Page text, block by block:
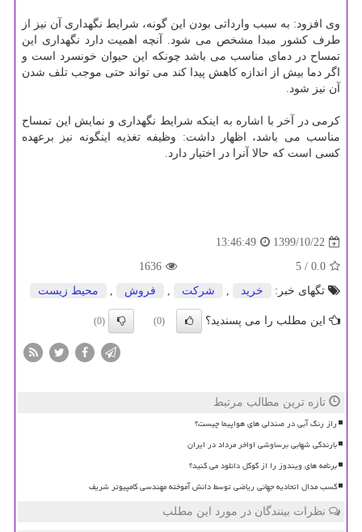
وی افزود: به سبب وارداتی بودن این گونه، شرایط نگهداری آن نیز از
طرف کشور مبدا مشخص می شود. آنچه اهمیت دارد نگهداری این
تمساح در دمای مناسب می باشد چونکه این حیوان خونسرد است و
اگر دما بیش از اندازه کاهش پیدا کند می تواند حتی موجب تلف شدن
آن نیز شود.
کرمی در آخر با اشاره به اینکه شرایط نگهداری و نمایش این تمساح
مناسب می باشد، اظهار داشت: وظیفه تغذیه اینگونه نیز برعهده
کسی است که حالا آنرا در اختیار دارد.
1399/10/22
13:46:49
0.0
/ 5
1636
تگهای خبر:
خرید , شركت , فروش , محیط زیست
این مطلب را می پسندید؟ (0)
(0)
تازه ترین مطالب مرتبط
راز رنگ آبی در صندلی های هواپیما چیست؟
بارندگی شهابی برساوشی اواخر مرداد در ایران
برنامه های ویندوز را از گوگل دانلود می کنید؟
کسب مدال اتحادیه جهانی ریاضی توسط دانش آموخته مهندسی کامپیوتر شریف
نظرات بینندگان در مورد این مطلب